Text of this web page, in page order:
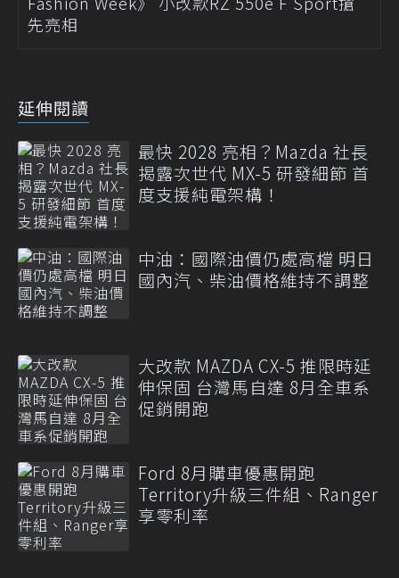
先亮相
延伸閱讀
最快 2028 亮相？Mazda 社長
揭露次世代 MX-5 研發細節 首
度支援純電架構！
中油：國際油價仍處高檔 明日
國內汽、柴油價格維持不調整
大改款 MAZDA CX-5 推限時延
伸保固 台灣馬自達 8月全車系
促銷開跑
Ford 8月購車優惠開跑
Territory升級三件組、Ranger
享零利率